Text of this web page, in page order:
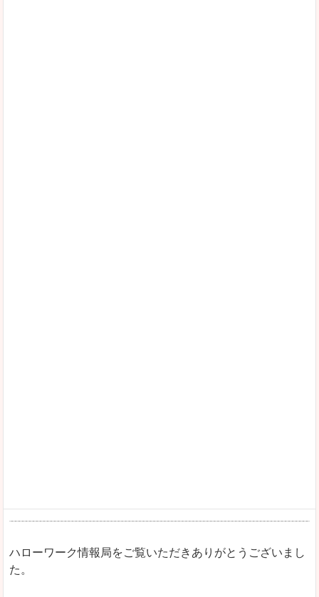
ハローワーク情報局をご覧いただきありがとうございまし
た。